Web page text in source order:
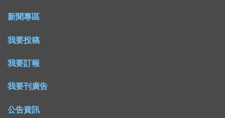
新聞專區
我要投稿
我要訂報
我要刊廣告
公告資訊